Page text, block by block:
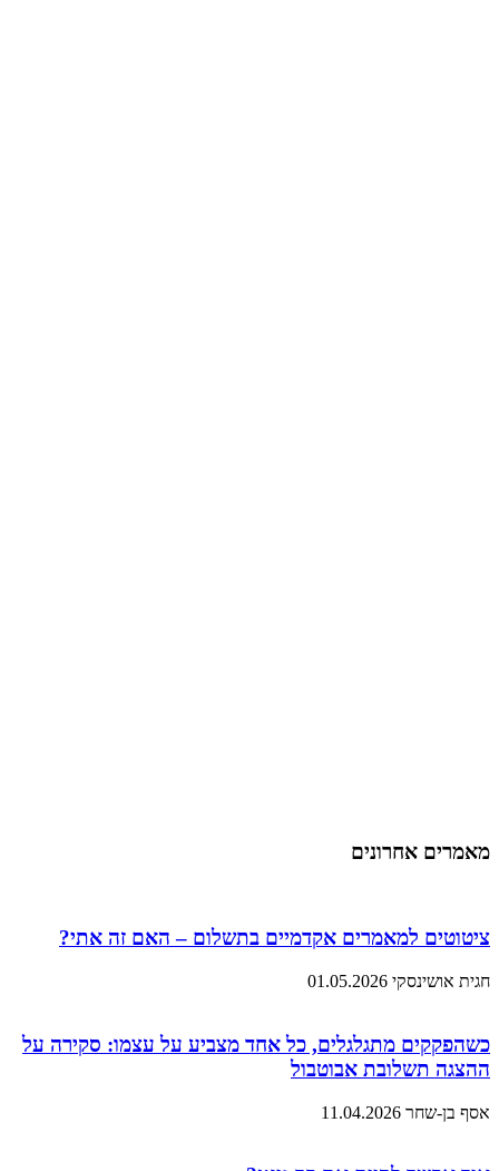
מאמרים אחרונים
ציטוטים למאמרים אקדמיים בתשלום – האם זה אתי?
חגית אושינסקי 01.05.2026
כשהפקקים מתגלגלים, כל אחד מצביע על עצמו: סקירה על
ההצגה תשלובת אבוטבול
אסף בן-שחר 11.04.2026